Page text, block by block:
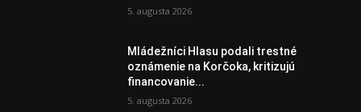
5. augusta 2026
Mládežníci Hlasu podali trestné
oznámenie na Korčoka, kritizujú
financovanie...
5. augusta 2026